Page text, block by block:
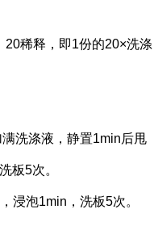
20稀释，即1份的20×洗涤
洗涤液，静置1min后甩
板5次。
浸泡1min，洗板5次。